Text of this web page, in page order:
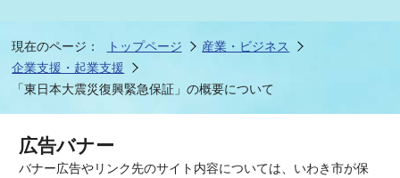
現在のページ： トップページ
産業・ビジネス
企業支援・起業支援
「東日本大震災復興緊急保証」の概要について
広告バナー
バナー広告やリンク先のサイト内容については、いわき市が保